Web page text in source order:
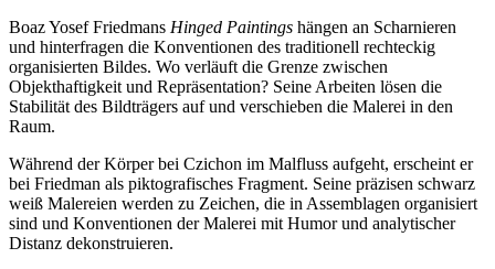
Boaz Yosef Friedmans Hinged Paintings hängen an Scharnieren
und hinterfragen die Konventionen des traditionell rechteckig
organisierten Bildes. Wo verläuft die Grenze zwischen
Objekthaftigkeit und Repräsentation? Seine Arbeiten lösen die
Stabilität des Bildträgers auf und verschieben die Malerei in den
Raum.
Während der Körper bei Czichon im Malfluss aufgeht, erscheint er
bei Friedman als piktografisches Fragment. Seine präzisen schwarz
weiß Malereien werden zu Zeichen, die in Assemblagen organisiert
sind und Konventionen der Malerei mit Humor und analytischer
Distanz dekonstruieren.